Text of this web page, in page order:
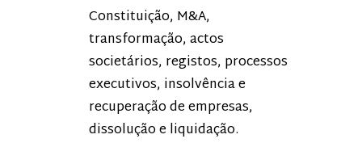
Constituição, M&A,
transformação, actos
societários, registos, processos
executivos, insolvência e
recuperação de empresas,
dissolução e liquidação.